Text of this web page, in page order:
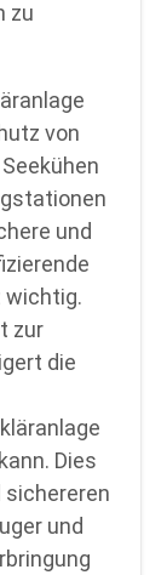
zu
von
und
wichtig.
zur
die
Dies
sichereren
und